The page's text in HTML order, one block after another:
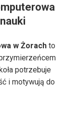
w Żorach to
potrzebuje
i motywują do